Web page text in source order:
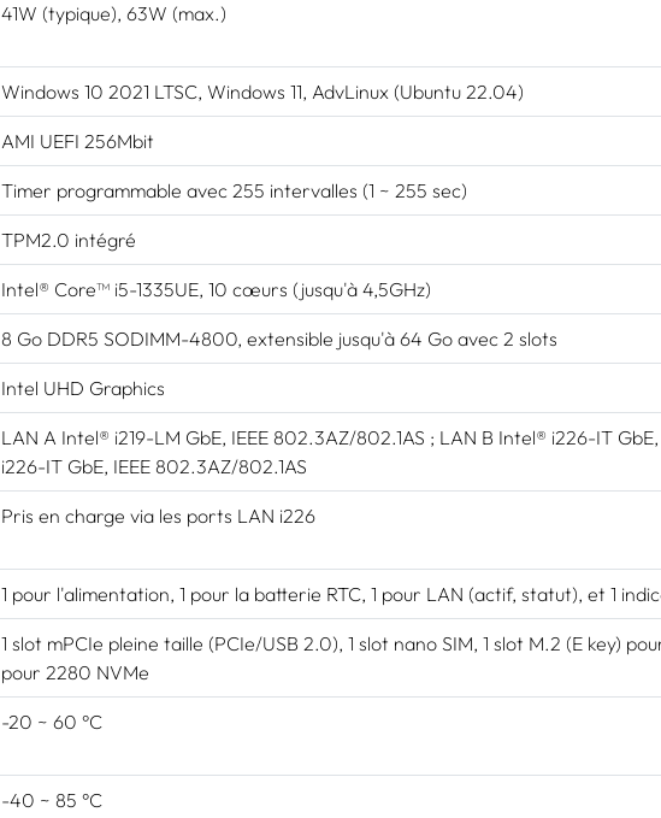
41W (typique), 63W (max.)
Windows 10 2021 LTSC, Windows 11, AdvLinux (Ubuntu 22.04)
AMI UEFI 256Mbit
Timer programmable avec 255 intervalles (1 ~ 255 sec)
TPM2.0 intégré
Intel® Core™ i5-1335UE, 10 cœurs (jusqu'à 4,5GHz)
8 Go DDR5 SODIMM-4800, extensible jusqu'à 64 Go avec 2 slots
Intel UHD Graphics
LAN A Intel® i219-LM GbE, IEEE 802.3AZ/802.1AS ; LAN B Intel® i226-IT
i226-IT GbE, IEEE 802.3AZ/802.1AS
Pris en charge via les ports LAN i226
1 pour l'alimentation, 1 pour la batterie RTC, 1 pour LAN (actif, statut), et 1
1 slot mPCIe pleine taille (PCIe/USB 2.0), 1 slot nano SIM, 1 slot M.2 (E key)
pour 2280 NVMe
-20 ~ 60 °C
-40 ~ 85 °C